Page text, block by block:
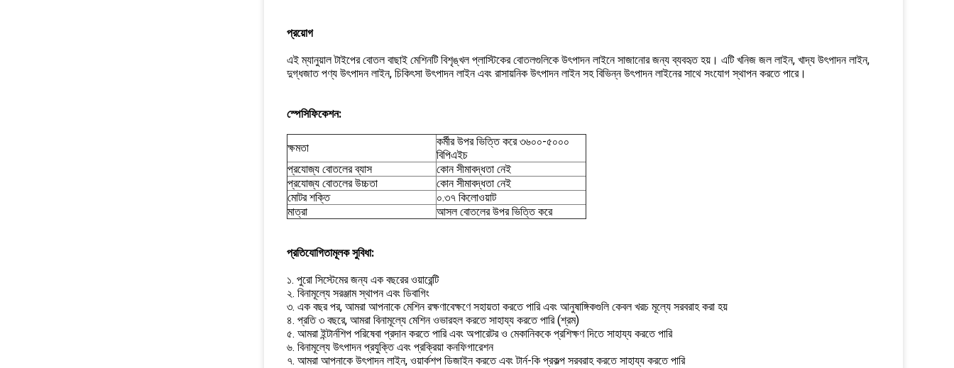
প্রয়োগ
এই ম্যানুয়াল টাইপের বোতল বাছাই মেশিনটি বিশৃঙ্খল প্লাস্টিকের বোতলগুলিকে উৎপাদন লাইনে সাজানোর জন্য ব্যবহৃত হয়। এটি খনিজ জল লাইন, খাদ্য উৎপাদন লাইন,
দুগ্ধজাত পণ্য উৎপাদন লাইন, চিকিৎসা উৎপাদন লাইন এবং রাসায়নিক উৎপাদন লাইন সহ বিভিন্ন উৎপাদন লাইনের সাথে সংযোগ স্থাপন করতে পারে।
স্পেসিফিকেশন:
ক্ষমতা
কর্মীর উপর ভিত্তি করে ৩৬০০-৫০০০
বিপিএইচ
প্রযোজ্য বোতলের ব্যাস
কোন সীমাবদ্ধতা নেই
প্রযোজ্য বোতলের উচ্চতা
কোন সীমাবদ্ধতা নেই
মোটর শক্তি
০.৩৭ কিলোওয়াট
মাত্রা
আসল বোতলের উপর ভিত্তি করে
প্রতিযোগিতামূলক সুবিধা:
১. পুরো সিস্টেমের জন্য এক বছরের ওয়ারেন্টি
২. বিনামূল্যে সরঞ্জাম স্থাপন এবং ডিবাগিং
৩. এক বছর পর, আমরা আপনাকে মেশিন রক্ষণাবেক্ষণে সহায়তা করতে পারি এবং আনুষাঙ্গিকগুলি কেবল খরচ মূল্যে সরবরাহ করা হয়
৪. প্রতি ৩ বছরে, আমরা বিনামূল্যে মেশিন ওভারহল করতে সাহায্য করতে পারি (শ্রম)
৫. আমরা ইন্টার্নশিপ পরিষেবা প্রদান করতে পারি এবং অপারেটর ও মেকানিককে প্রশিক্ষণ দিতে সাহায্য করতে পারি
৬. বিনামূল্যে উৎপাদন প্রযুক্তি এবং প্রক্রিয়া কনফিগারেশন
৭. আমরা আপনাকে উৎপাদন লাইন, ওয়ার্কশপ ডিজাইন করতে এবং টার্ন-কি প্রকল্প সরবরাহ করতে সাহায্য করতে পারি